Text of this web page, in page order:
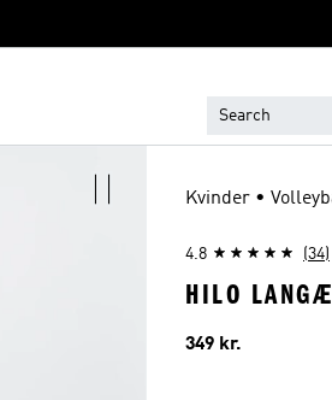
Kvinder •
4.8 (34)
HILO
Pris
349 kr.